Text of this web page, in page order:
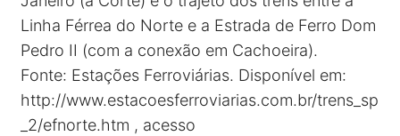
Linha Férrea do Norte e a Estrada de Ferro Dom
Pedro II (com a conexão em Cachoeira).
Fonte: Estações Ferroviárias. Disponível em:
http://www.estacoesferroviarias.com.br/trens_sp
_2/efnorte.htm , acesso